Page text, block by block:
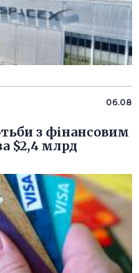
06.08
з фінансовим
$2,4 млрд